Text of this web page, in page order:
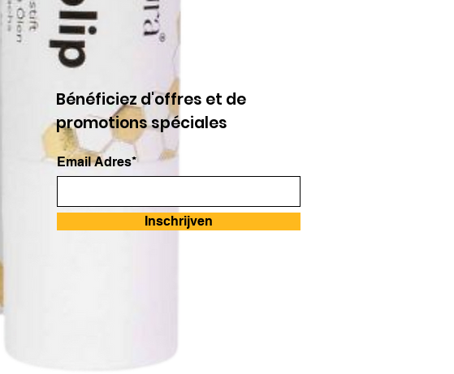
Bénéficiez d'offres et de
promotions spéciales
Email Adres*
Inschrijven